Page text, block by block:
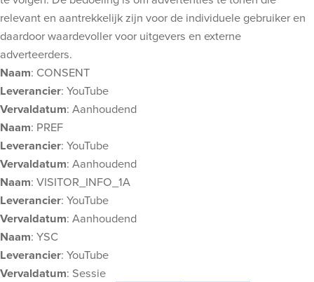
relevant en aantrekkelijk zijn voor de individuele gebruiker en
daardoor waardevoller voor uitgevers en externe
adverteerders.
Naam: CONSENT
Leverancier: YouTube
Vervaldatum: Aanhoudend
Naam: PREF
Leverancier: YouTube
Vervaldatum: Aanhoudend
Naam: VISITOR_INFO_1A
Leverancier: YouTube
Vervaldatum: Aanhoudend
Naam: YSC
Leverancier: YouTube
Vervaldatum: Sessie